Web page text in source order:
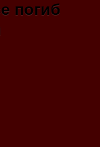
погиб